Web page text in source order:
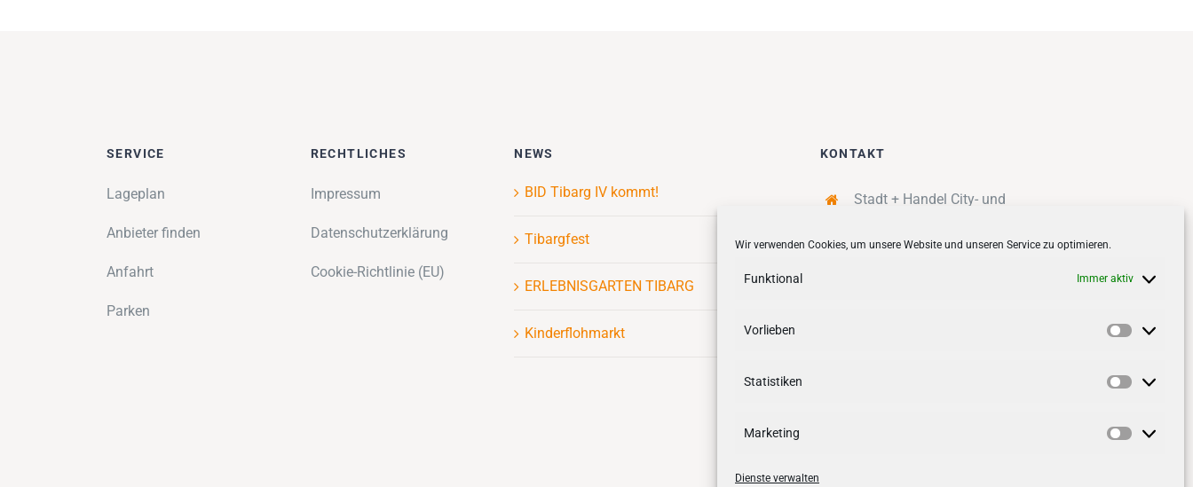
Wir verwenden Cookies, um unsere Website und unseren Service zu optimieren.
Funktional Immer aktiv
Vorlieben
Statistiken
Marketing
Dienste verwalten
SERVICE
Lageplan
Anbieter finden
Anfahrt
Parken
RECHTLICHES
Impressum
Datenschutzerklärung
Cookie-Richtlinie (EU)
NEWS
BID Tibarg IV kommt!
Tibargfest
ERLEBNISGARTEN TIBARG
Kinderflohmarkt
KONTAKT
Stadt + Handel City- und
Quartiersmanagement